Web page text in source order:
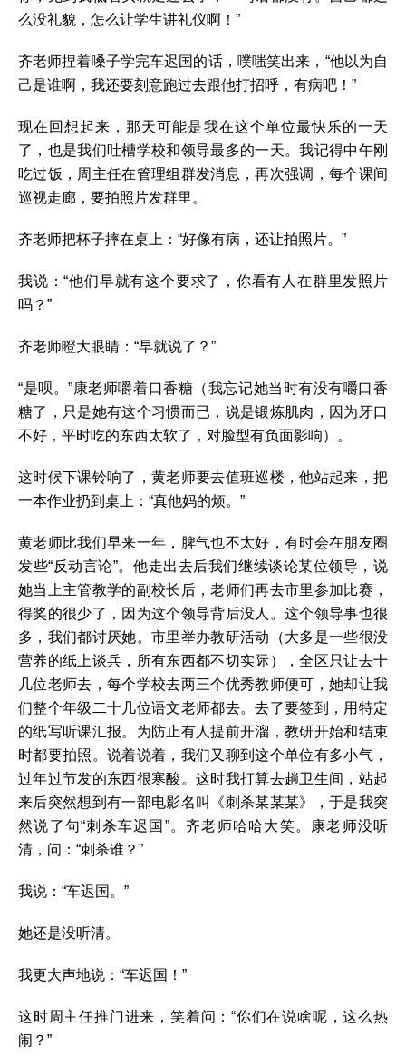
么没礼貌，怎么让学生讲礼仪啊！”
齐老师捏着嗓子学完车迟国的话，噗嗤笑出来，“他以为自
己是谁啊，我还要刻意跑过去跟他打招呼，有病吧！”
现在回想起来，那天可能是我在这个单位最快乐的一天
了，也是我们吐槽学校和领导最多的一天。我记得中午刚
吃过饭，周主任在管理组群发消息，再次强调，每个课间
巡视走廊，要拍照片发群里。
齐老师把杯子摔在桌上：“好像有病，还让拍照片。”
我说：“他们早就有这个要求了，你看有人在群里发照片
吗？”
齐老师瞪大眼睛：“早就说了？”
“是呗。”康老师嚼着口香糖（我忘记她当时有没有嚼口香
糖了，只是她有这个习惯而已，说是锻炼肌肉，因为牙口
不好，平时吃的东西太软了，对脸型有负面影响）。
这时候下课铃响了，黄老师要去值班巡楼，他站起来，把
一本作业扔到桌上：“真他妈的烦。”
黄老师比我们早来一年，脾气也不太好，有时会在朋友圈
发些“反动言论”。他走出去后我们继续谈论某位领导，说
她当上主管教学的副校长后，老师们再去市里参加比赛，
得奖的很少了，因为这个领导背后没人。这个领导事也很
多，我们都讨厌她。市里举办教研活动（大多是一些很没
营养的纸上谈兵，所有东西都不切实际），全区只让去十
几位老师去，每个学校去两三个优秀教师便可，她却让我
们整个年级二十几位语文老师都去。去了要签到，用特定
的纸写听课汇报。为防止有人提前开溜，教研开始和结束
时都要拍照。说着说着，我们又聊到这个单位有多小气，
过年过节发的东西很寒酸。这时我打算去趟卫生间，站起
来后突然想到有一部电影名叫《刺杀某某某》，于是我突
然说了句“刺杀车迟国”。齐老师哈哈大笑。康老师没听
清，问：“刺杀谁？”
我说：“车迟国。”
她还是没听清。
我更大声地说：“车迟国！”
这时周主任推门进来，笑着问：“你们在说啥呢，这么热
闹？”